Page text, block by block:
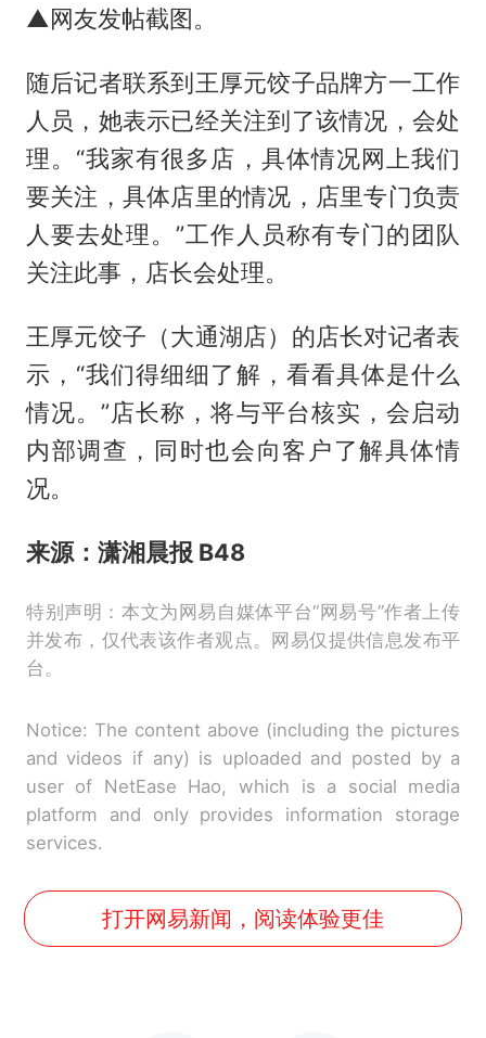
▲网友发帖截图。
随后记者联系到王厚元饺子品牌方一工作
人员，她表示已经关注到了该情况，会处
理。“我家有很多店，具体情况网上我们
要关注，具体店里的情况，店里专门负责
人要去处理。”工作人员称有专门的团队
关注此事，店长会处理。
王厚元饺子（大通湖店）的店长对记者表
示，“我们得细细了解，看看具体是什么
情况。”店长称，将与平台核实，会启动
内部调查，同时也会向客户了解具体情
况。
来源：潇湘晨报 B48
特别声明：本文为网易自媒体平台“网易号”作者上传
并发布，仅代表该作者观点。网易仅提供信息发布平
台。
Notice: The content above (including the pictures
and videos if any) is uploaded and posted by a
user of NetEase Hao, which is a social media
platform and only provides information storage
services.
打开网易新闻，阅读体验更佳